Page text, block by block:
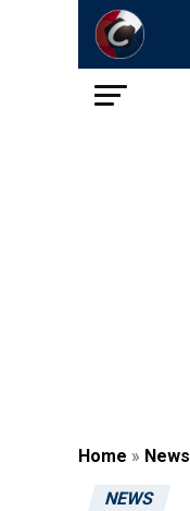
Home » News
NEWS